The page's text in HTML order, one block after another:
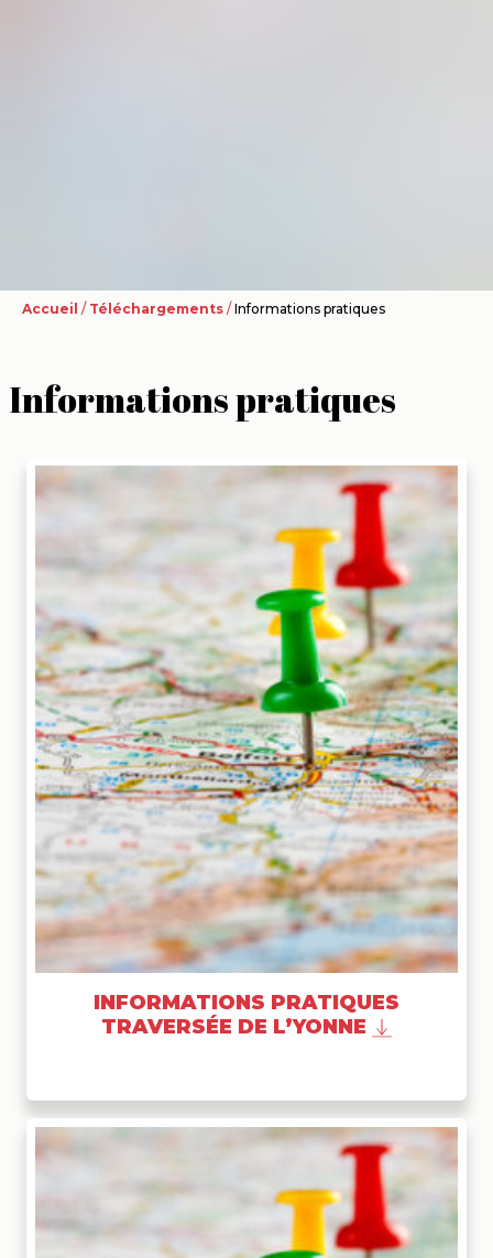
Accueil / Téléchargements / Informations pratiques
Informations pratiques
INFORMATIONS PRATIQUES
TRAVERSÉE DE L’YONNE